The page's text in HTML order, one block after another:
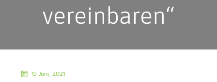
vereinbaren“
15 Juni, 2021